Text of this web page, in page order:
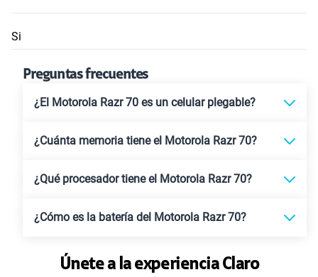
Si
Preguntas frecuentes
¿El Motorola Razr 70 es un celular plegable?
¿Cuánta memoria tiene el Motorola Razr 70?
¿Qué procesador tiene el Motorola Razr 70?
¿Cómo es la batería del Motorola Razr 70?
Únete a la experiencia Claro